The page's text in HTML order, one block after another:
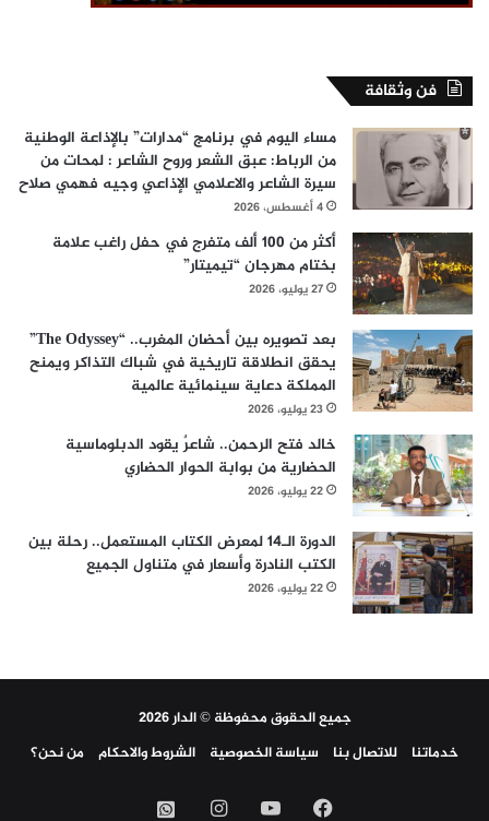
فن وثقافة
مساء اليوم في برنامج “مدارات” بالإذاعة الوطنية
من الرباط: عبق الشعر وروح الشاعر : لمحات من
سيرة الشاعر والاعلامي الإذاعي وجيه فهمي صلاح
4 أغسطس، 2026
أكثر من 100 ألف متفرج في حفل راغب علامة
بختام مهرجان “تيميتار”
27 يوليو، 2026
بعد تصويره بين أحضان المغرب.. “The Odyssey”
يحقق انطلاقة تاريخية في شباك التذاكر ويمنح
المملكة دعاية سينمائية عالمية
23 يوليو، 2026
خالد فتح الرحمن.. شاعرٌ يقود الدبلوماسية
الحضارية من بوابة الحوار الحضاري
22 يوليو، 2026
الدورة الـ14 لمعرض الكتاب المستعمل.. رحلة بين
الكتب النادرة وأسعار في متناول الجميع
22 يوليو، 2026
جميع الحقوق محفوظة © الدار 2026
خدماتنا
للاتصال بنا سياسة الخصوصية الشروط والاحكام من نحن؟
فيسبوك‫YouTubeانستقرامواتساب